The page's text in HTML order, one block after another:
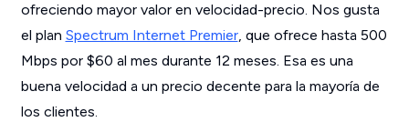
ofreciendo mayor valor en velocidad-precio. Nos gusta
el plan Spectrum Internet Premier, que ofrece hasta 500
Mbps por $60 al mes durante 12 meses. Esa es una
buena velocidad a un precio decente para la mayoría de
los clientes.